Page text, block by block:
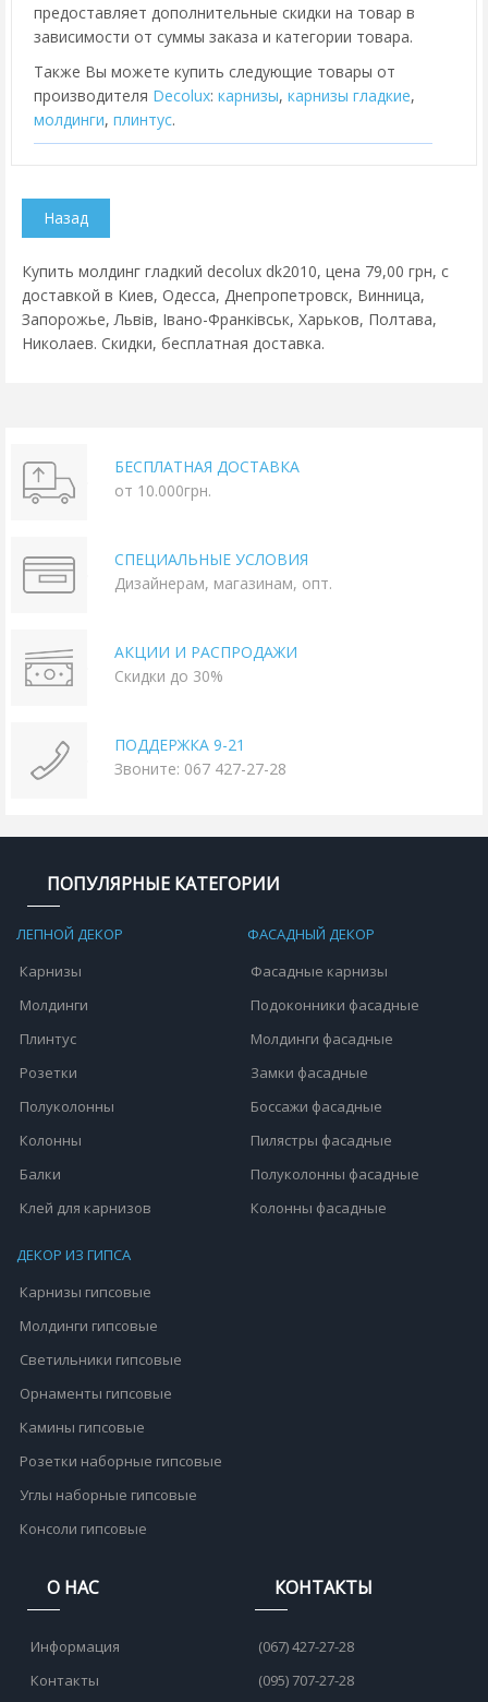
предоставляет дополнительные скидки на товар в
зависимости от суммы заказа и категории товара.
Также Вы можете купить следующие товары от
производителя Decolux: карнизы, карнизы гладкие,
молдинги, плинтус.
Купить молдинг гладкий decolux dk2010, цена 79,00 грн, с
доставкой в Киев, Одесса, Днепропетровск, Винница,
Запорожье, Львів, Івано-Франківськ, Харьков, Полтава,
Николаев. Скидки, бесплатная доставка.
БЕСПЛАТНАЯ ДОСТАВКА
от 10.000грн.
СПЕЦИАЛЬНЫЕ УСЛОВИЯ
Дизайнерам, магазинам, опт.
АКЦИИ И РАСПРОДАЖИ
Скидки до 30%
ПОДДЕРЖКА 9-21
Звоните: 067 427-27-28
ПОПУЛЯРНЫЕ КАТЕГОРИИ
ЛЕПНОЙ ДЕКОР
Карнизы
Молдинги
Плинтус
Розетки
Полуколонны
Колонны
Балки
Клей для карнизов
ФАСАДНЫЙ ДЕКОР
Фасадные карнизы
Подоконники фасадные
Молдинги фасадные
Замки фасадные
Боссажи фасадные
Пилястры фасадные
Полуколонны фасадные
Колонны фасадные
ДЕКОР ИЗ ГИПСА
Карнизы гипсовые
Молдинги гипсовые
Светильники гипсовые
Орнаменты гипсовые
Камины гипсовые
Розетки наборные гипсовые
Углы наборные гипсовые
Консоли гипсовые
О НАС
Информация
Контакты
КОНТАКТЫ
(067) 427-27-28
(095) 707-27-28